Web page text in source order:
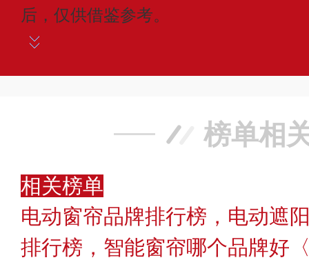
后，仅供借鉴参考。
榜单相
相关榜单
电动窗帘品牌排行榜，电动遮
排行榜，智能窗帘哪个品牌好